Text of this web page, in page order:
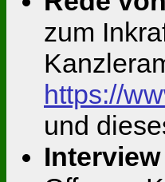
zum
https://
und